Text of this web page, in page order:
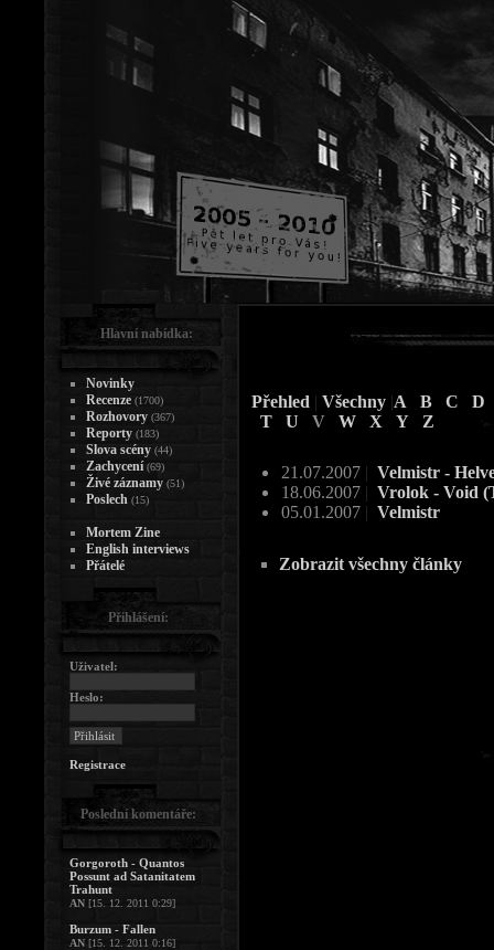
Přehled | Všechny |A B C
D
T
U V W X Y Z
21.07.2007 | Velmistr -
18.06.2007 | Vrolok - Void
05.01.2007 | Velmistr
Zobrazit všechny články
Hlavní nabídka:
Novinky
Recenze (1700)
Rozhovory (367)
Reporty (183)
Slova scény (44)
Zachycení (69)
Živé záznamy (51)
Poslech (15)
Mortem Zine
English interviews
Přátelé
Přihlášení:
Uživatel:
Heslo:
Registrace
Poslední komentáře:
Gorgoroth - Quantos
Possunt ad Satanitatem
Trahunt
AN [15. 12. 2011 0:29]
Burzum - Fallen
AN [15. 12. 2011 0:16]